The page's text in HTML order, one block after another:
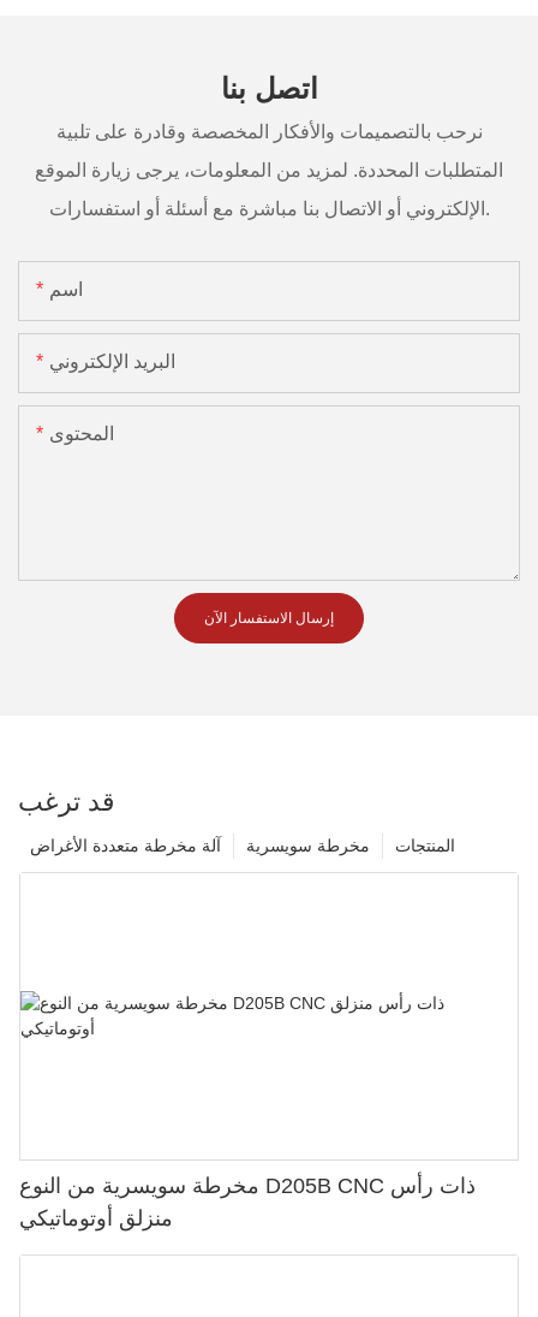
اتصل بنا
نرحب بالتصميمات والأفكار المخصصة وقادرة على تلبية
المتطلبات المحددة. لمزيد من المعلومات، يرجى زيارة الموقع
الإلكتروني أو الاتصال بنا مباشرة مع أسئلة أو استفسارات.
اسم
البريد الإلكتروني
المحتوى
إرسال الاستفسار الآن
قد ترغب
المنتجات مخرطة سويسرية آلة مخرطة متعددة الأغراض
مخرطة سويسرية من النوع D205B CNC ذات رأس
منزلق أوتوماتيكي